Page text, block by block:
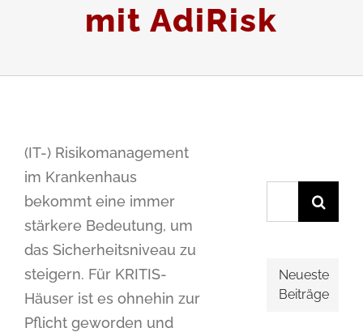
mit AdiRisk
(IT-) Risikomanagement
im Krankenhaus
bekommt eine immer
stärkere Bedeutung, um
das Sicherheitsniveau zu
steigern. Für KRITIS-
Häuser ist es ohnehin zur
Pflicht geworden und
Neueste
Beiträge